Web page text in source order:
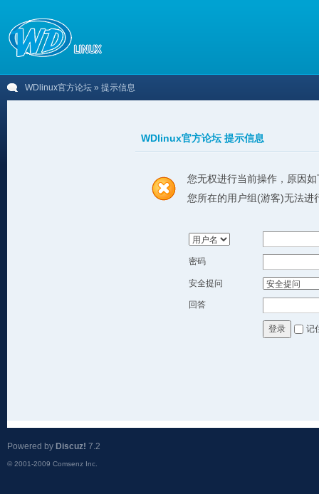
WDlinux官方论坛 » 提示信息
WDlinux官方论坛 提示信息
您无权进行当前操作，原因如
您所在的用户组(游客)无法进
密码
安全提问
回答
登录 记
Powered by Discuz! 7.2
© 2001-2009 Comsenz Inc.